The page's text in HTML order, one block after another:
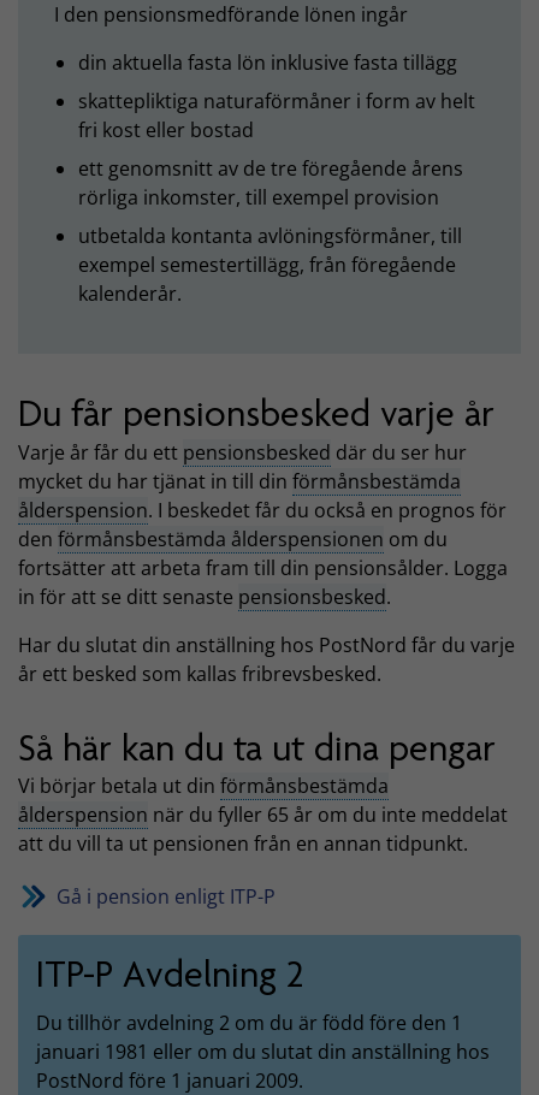
I den pensionsmedförande lönen ingår
din aktuella fasta lön inklusive fasta tillägg
skattepliktiga naturaförmåner i form av helt
fri kost eller bostad
ett genomsnitt av de tre föregående årens
rörliga inkomster, till exempel provision
utbetalda kontanta avlöningsförmåner, till
exempel semestertillägg, från föregående
kalenderår.
Du får pensionsbesked varje år
Varje år får du ett pensionsbesked där du ser hur
mycket du har tjänat in till din förmånsbestämda
ålderspension. I beskedet får du också en prognos för
den förmånsbestämda ålderspensionen om du
fortsätter att arbeta fram till din pensionsålder. Logga
in för att se ditt senaste pensionsbesked.
Har du slutat din anställning hos PostNord får du varje
år ett besked som kallas fribrevsbesked.
Så här kan du ta ut dina pengar
Vi börjar betala ut din förmånsbestämda
ålderspension när du fyller 65 år om du inte meddelat
att du vill ta ut pensionen från en annan tidpunkt.
Gå i pension enligt ITP-P
ITP-P Avdelning 2
Du tillhör avdelning 2 om du är född före den 1
januari 1981 eller om du slutat din anställning hos
PostNord före 1 januari 2009.